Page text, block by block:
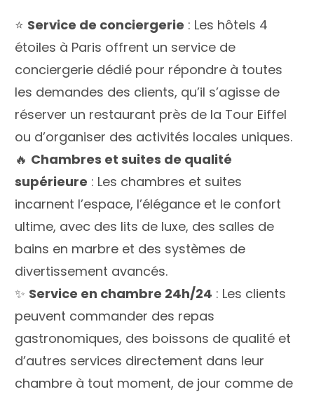
⭐️ Service de conciergerie : Les hôtels 4
étoiles à Paris offrent un service de
conciergerie dédié pour répondre à toutes
les demandes des clients, qu’il s’agisse de
réserver un restaurant près de la Tour Eiffel
ou d’organiser des activités locales uniques.
🔥 Chambres et suites de qualité
supérieure : Les chambres et suites
incarnent l’espace, l’élégance et le confort
ultime, avec des lits de luxe, des salles de
bains en marbre et des systèmes de
divertissement avancés.
✨ Service en chambre 24h/24 : Les clients
peuvent commander des repas
gastronomiques, des boissons de qualité et
d’autres services directement dans leur
chambre à tout moment, de jour comme de